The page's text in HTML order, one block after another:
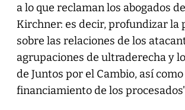
a lo que reclaman los abogados
Kirchner: es decir, profundizar la
sobre las relaciones de los
agrupaciones de ultraderecha y
de Juntos por el Cambio, así
financiamiento de los